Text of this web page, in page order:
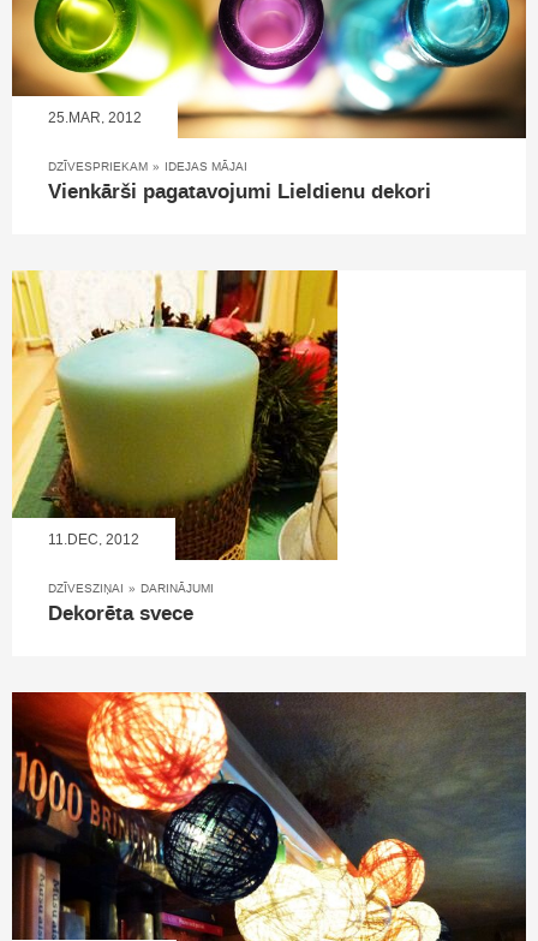
25.MAR, 2012
DZĪVESPRIEKAM » IDEJAS MĀJAI
Vienkārši pagatavojumi Lieldienu dekori
11.DEC, 2012
DZĪVESZIŅAI » DARINĀJUMI
Dekorēta svece